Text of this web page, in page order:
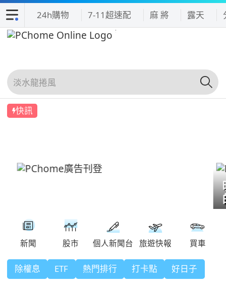
24h購物 7-11超速配 麻 將 露天
快訊
除權息 ETF 熱門排行 打卡點 好日子